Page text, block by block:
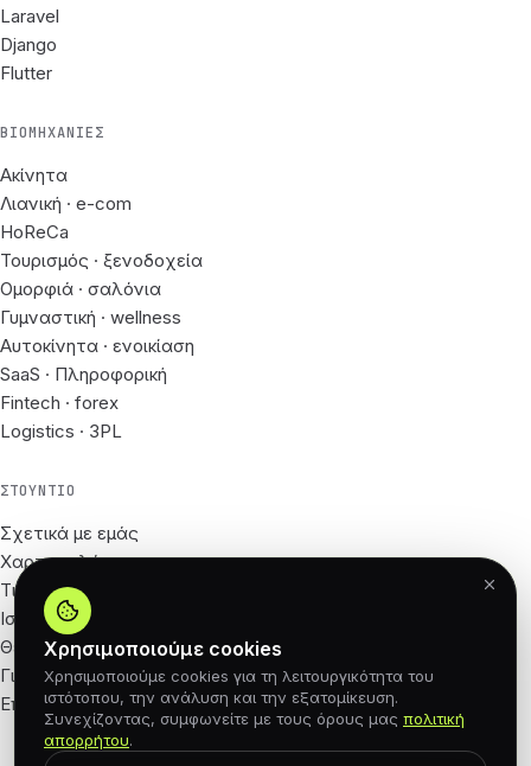
Laravel
Django
Flutter
ΒΙΟΜΗΧΑΝΊΕΣ
Ακίνητα
Λιανική · e-com
HoReCa
Τουρισμός · ξενοδοχεία
Ομορφιά · σαλόνια
Γυμναστική · wellness
Αυτοκίνητα · ενοικίαση
SaaS · Πληροφορική
Fintech · forex
Logistics · 3PL
ΣΤΟΎΝΤΙΟ
Σχετικά με εμάς
Χαρτοφυλάκιο
Τιμές
Ιστολόγιο
Θέσεις εργασίας
Για Συνεργάτες
Επικοινωνία
Χρησιμοποιούμε cookies
Χρησιμοποιούμε cookies για τη λειτουργικότητα του
ιστότοπου, την ανάλυση και την εξατομίκευση.
Συνεχίζοντας, συμφωνείτε με τους όρους μας πολιτική
απορρήτου.